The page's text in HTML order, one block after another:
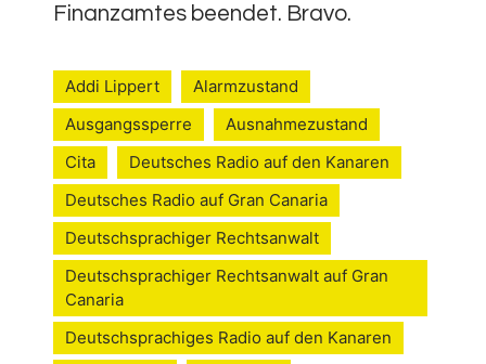
Finanzamtes beendet. Bravo.
Addi Lippert
Alarmzustand
Ausgangssperre
Ausnahmezustand
Cita
Deutsches Radio auf den Kanaren
Deutsches Radio auf Gran Canaria
Deutschsprachiger Rechtsanwalt
Deutschsprachiger Rechtsanwalt auf Gran
Canaria
Deutschsprachiges Radio auf den Kanaren